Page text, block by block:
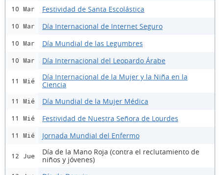
10 Mar Festividad de Santa Escolástica
10 Mar Día Internacional de Internet Seguro
10 Mar Día Mundial de las Legumbres
10 Mar Día Internacional del Leopardo Árabe
11 Mié
Día Internacional de la Mujer y la Niña en la
Ciencia
11 Mié Día Mundial de la Mujer Médica
11 Mié Festividad de Nuestra Señora de Lourdes
11 Mié Jornada Mundial del Enfermo
12 Jue
Día de la Mano Roja (contra el reclutamiento de
niños y jóvenes)